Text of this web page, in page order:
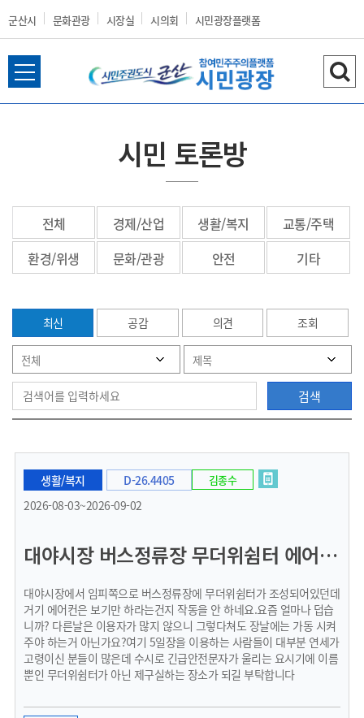
군산시 문화관광 시장실 시의회 시민광장플랫폼
군
홈
으
로
이
동
전
체
검
색
시민 토론방
전체 경제/산업 생활/복지
교통/주택
환경/위생
문화/관광 안전 기타
최신 공감 의견 조회
검색
생활/복지
D-26.4405
2026-08-03~2026-09-02
김종수
대야시장 버스정류장 무더위쉼터 에어컨가동
대야시장에서 임피쪽으로 버스정류장에 무더위쉼터가 조성되어있던데
거기 에어컨은 보기만 하라는건지 작동을 안 하네요.요즘 얼마나 덥습
니까? 다른날은 이용자가 많지 않으니 그렇다쳐도 장날에는 가동 시켜
주야 하는거 아닌가요?여기 5일장을 이용하는 사람들이 대부분 연세가
고령이신 분들이 많은데 수시로 긴급안전문자가 울리는 요시기에 이름
뿐인 무더위쉼터가 아닌 제구실하는 장소가 되길 부탁합니다